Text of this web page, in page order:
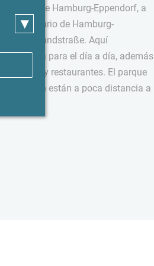
distrito de Hamburg-Eppendorf, a
Universitario de Hamburg-
Landstraße. Aquí
necesita para el día a día, además
y restaurantes. El parque
también están a poca distancia a
▾